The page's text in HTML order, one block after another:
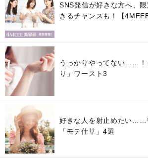
SNS発信が好きな方へ、
きるチャンスも！【
うっかりやってない……！
り」ワースト3
好きな人を射止めたい
「モテ仕草」4選